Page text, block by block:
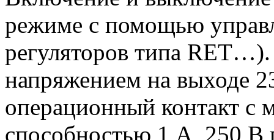
режиме с помощью
регуляторов типа
напряжением на выходе
операционный контакт с
способностью 1 А, 250 В